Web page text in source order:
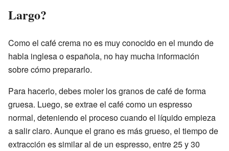
Largo?
Como el café crema no es muy conocido en el mundo de
habla inglesa o española, no hay mucha información
sobre cómo prepararlo.
Para hacerlo, debes moler los granos de café de forma
gruesa. Luego, se extrae el café como un espresso
normal, deteniendo el proceso cuando el líquido empieza
a salir claro. Aunque el grano es más grueso, el tiempo de
extracción es similar al de un espresso, entre 25 y 30